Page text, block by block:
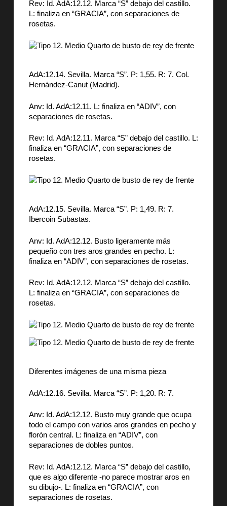
Rev: Id. AdA:12.12. Marca “S” debajo del castillo.
L: finaliza en “GRACIA”, con separaciones de
rosetas.
AdA:12.14. Sevilla. Marca “S”. P: 1,55. R: 7. Col.
Hernández-Canut (Madrid).
Anv: Id. AdA:12.11. L: finaliza en “ADIV”, con
separaciones de rosetas.
Rev: Id. AdA:12.11. Marca “S” debajo del castillo. L:
finaliza en “GRACIA”, con separaciones de
rosetas.
AdA:12.15. Sevilla. Marca “S”. P: 1,49. R: 7.
Ibercoin Subastas.
Anv: Id. AdA:12.12. Busto ligeramente más
pequeño con tres aros grandes en pecho. L:
finaliza en “ADIV”, con separaciones de rosetas.
Rev: Id. AdA:12.12. Marca “S” debajo del castillo.
L: finaliza en “GRACIA”, con separaciones de
rosetas.
Diferentes imágenes de una misma pieza
AdA:12.16. Sevilla. Marca “S”. P: 1,20. R: 7.
Anv: Id. AdA:12.12. Busto muy grande que ocupa
todo el campo con varios aros grandes en pecho y
florón central. L: finaliza en “ADIV”, con
separaciones de dobles puntos.
Rev: Id. AdA:12.12. Marca “S” debajo del castillo,
que es algo diferente -no parece mostrar aros en
su dibujo-. L: finaliza en “GRACIA”, con
separaciones de rosetas.